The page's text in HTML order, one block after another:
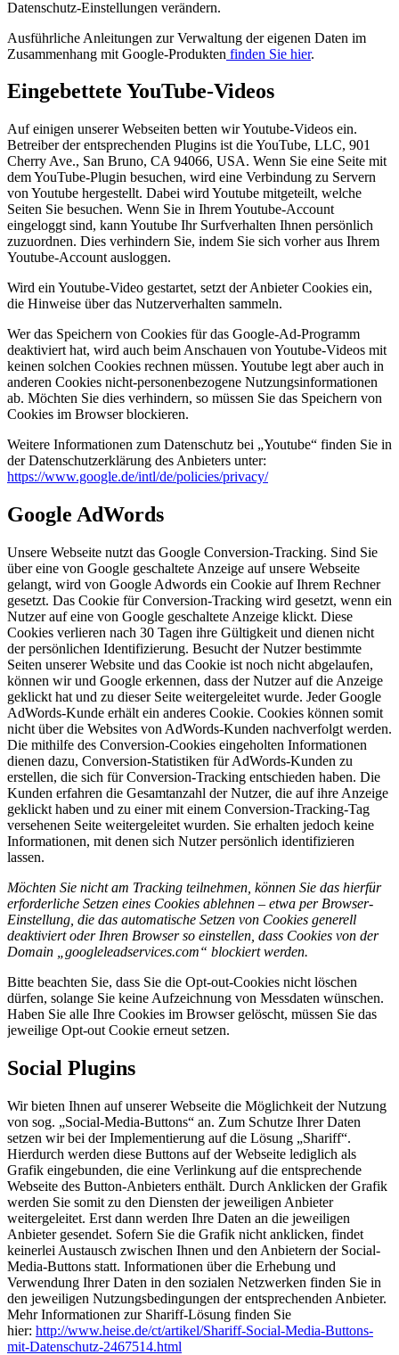
Datenschutz-Einstellungen verändern.
Ausführliche Anleitungen zur Verwaltung der eigenen Daten im
Zusammenhang mit Google-Produkten finden Sie hier.
Eingebettete YouTube-Videos
Auf einigen unserer Webseiten betten wir Youtube-Videos ein.
Betreiber der entsprechenden Plugins ist die YouTube, LLC, 901
Cherry Ave., San Bruno, CA 94066, USA. Wenn Sie eine Seite mit
dem YouTube-Plugin besuchen, wird eine Verbindung zu Servern
von Youtube hergestellt. Dabei wird Youtube mitgeteilt, welche
Seiten Sie besuchen. Wenn Sie in Ihrem Youtube-Account
eingeloggt sind, kann Youtube Ihr Surfverhalten Ihnen persönlich
zuzuordnen. Dies verhindern Sie, indem Sie sich vorher aus Ihrem
Youtube-Account ausloggen.
Wird ein Youtube-Video gestartet, setzt der Anbieter Cookies ein,
die Hinweise über das Nutzerverhalten sammeln.
Wer das Speichern von Cookies für das Google-Ad-Programm
deaktiviert hat, wird auch beim Anschauen von Youtube-Videos mit
keinen solchen Cookies rechnen müssen. Youtube legt aber auch in
anderen Cookies nicht-personenbezogene Nutzungsinformationen
ab. Möchten Sie dies verhindern, so müssen Sie das Speichern von
Cookies im Browser blockieren.
Weitere Informationen zum Datenschutz bei „Youtube“ finden Sie in
der Datenschutzerklärung des Anbieters unter:
https://www.google.de/intl/de/policies/privacy/
Google AdWords
Unsere Webseite nutzt das Google Conversion-Tracking. Sind Sie
über eine von Google geschaltete Anzeige auf unsere Webseite
gelangt, wird von Google Adwords ein Cookie auf Ihrem Rechner
gesetzt. Das Cookie für Conversion-Tracking wird gesetzt, wenn ein
Nutzer auf eine von Google geschaltete Anzeige klickt. Diese
Cookies verlieren nach 30 Tagen ihre Gültigkeit und dienen nicht
der persönlichen Identifizierung. Besucht der Nutzer bestimmte
Seiten unserer Website und das Cookie ist noch nicht abgelaufen,
können wir und Google erkennen, dass der Nutzer auf die Anzeige
geklickt hat und zu dieser Seite weitergeleitet wurde. Jeder Google
AdWords-Kunde erhält ein anderes Cookie. Cookies können somit
nicht über die Websites von AdWords-Kunden nachverfolgt werden.
Die mithilfe des Conversion-Cookies eingeholten Informationen
dienen dazu, Conversion-Statistiken für AdWords-Kunden zu
erstellen, die sich für Conversion-Tracking entschieden haben. Die
Kunden erfahren die Gesamtanzahl der Nutzer, die auf ihre Anzeige
geklickt haben und zu einer mit einem Conversion-Tracking-Tag
versehenen Seite weitergeleitet wurden. Sie erhalten jedoch keine
Informationen, mit denen sich Nutzer persönlich identifizieren
lassen.
Möchten Sie nicht am Tracking teilnehmen, können Sie das hierfür
erforderliche Setzen eines Cookies ablehnen – etwa per Browser-
Einstellung, die das automatische Setzen von Cookies generell
deaktiviert oder Ihren Browser so einstellen, dass Cookies von der
Domain „googleleadservices.com“ blockiert werden.
Bitte beachten Sie, dass Sie die Opt-out-Cookies nicht löschen
dürfen, solange Sie keine Aufzeichnung von Messdaten wünschen.
Haben Sie alle Ihre Cookies im Browser gelöscht, müssen Sie das
jeweilige Opt-out Cookie erneut setzen.
Social Plugins
Wir bieten Ihnen auf unserer Webseite die Möglichkeit der Nutzung
von sog. „Social-Media-Buttons“ an. Zum Schutze Ihrer Daten
setzen wir bei der Implementierung auf die Lösung „Shariff“.
Hierdurch werden diese Buttons auf der Webseite lediglich als
Grafik eingebunden, die eine Verlinkung auf die entsprechende
Webseite des Button-Anbieters enthält. Durch Anklicken der Grafik
werden Sie somit zu den Diensten der jeweiligen Anbieter
weitergeleitet. Erst dann werden Ihre Daten an die jeweiligen
Anbieter gesendet. Sofern Sie die Grafik nicht anklicken, findet
keinerlei Austausch zwischen Ihnen und den Anbietern der Social-
Media-Buttons statt. Informationen über die Erhebung und
Verwendung Ihrer Daten in den sozialen Netzwerken finden Sie in
den jeweiligen Nutzungsbedingungen der entsprechenden Anbieter.
Mehr Informationen zur Shariff-Lösung finden Sie
hier: http://www.heise.de/ct/artikel/Shariff-Social-Media-Buttons-
mit-Datenschutz-2467514.html